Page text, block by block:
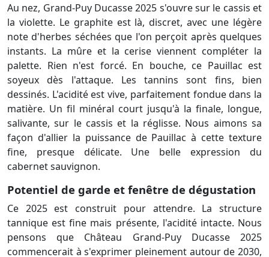
Au nez, Grand-Puy Ducasse 2025 s'ouvre sur le cassis et
la violette. Le graphite est là, discret, avec une légère
note d'herbes séchées que l'on perçoit après quelques
instants. La mûre et la cerise viennent compléter la
palette. Rien n'est forcé. En bouche, ce Pauillac est
soyeux dès l'attaque. Les tannins sont fins, bien
dessinés. L'acidité est vive, parfaitement fondue dans la
matière. Un fil minéral court jusqu'à la finale, longue,
salivante, sur le cassis et la réglisse. Nous aimons sa
façon d'allier la puissance de Pauillac à cette texture
fine, presque délicate. Une belle expression du
cabernet sauvignon.
Potentiel de garde et fenêtre de dégustation
Ce 2025 est construit pour attendre. La structure
tannique est fine mais présente, l'acidité intacte. Nous
pensons que Château Grand-Puy Ducasse 2025
commencerait à s'exprimer pleinement autour de 2030,